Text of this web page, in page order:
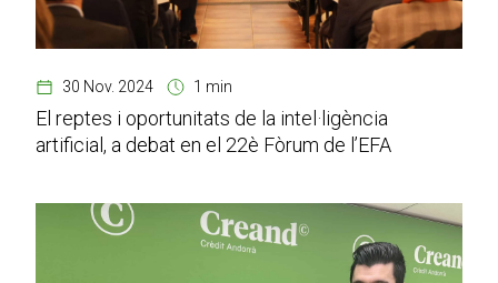
30 Nov. 2024 1 min
El reptes i oportunitats de la intel·ligència
artificial, a debat en el 22è Fòrum de l’EFA